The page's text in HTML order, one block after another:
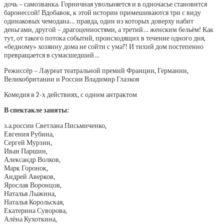
дочь – самозванка. Горничная увольняется и в одночасье становится
баронессой! Вдобавок, к этой истории примешиваются три с виду
одинаковых чемодана… правда, один из которых доверху набит
деньгами, другой – драгоценностями, а третий… женским бельём! Как
тут, от такого потока событий, происходящих в течение одного дня,
«бедному» хозяину дома не сойти с ума?! И тихий дом постепенно
превращается в сумасшедший…
Режиссёр – Лауреат театральной премий Франции, Германии,
Великобритании и России Владимир Глазков
Комедия в 2-х действиях, с одним антрактом
В спектакле заняты:
з.а.россии Светлана Письмиченко,
Евгения Рубина,
Сергей Мурзин,
Иван Паршин,
Александр Волков,
Марк Горонок,
Андрей Аверков,
Ярослав Воронцов,
Наталья Лыжина,
Наталья Корольская,
Екатерина Суворова,
Алёна Кухоткина,